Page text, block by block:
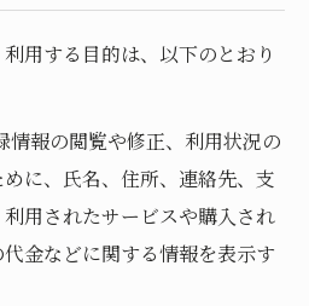
用する目的は、以下のとおり
情報の閲覧や修正、利用状況の
に、氏名、住所、連絡先、支
用されたサービスや購入され
金などに関する情報を表示す